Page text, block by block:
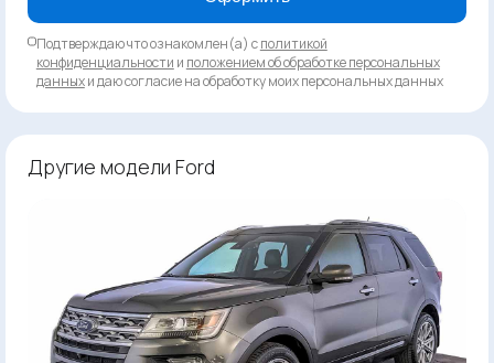
Подтверждаю что ознакомлен(а) сполитикой
конфиденциальности и положением об обработке персональных
данныхи даю согласие на обработку моих персональных данных
Другие модели Ford